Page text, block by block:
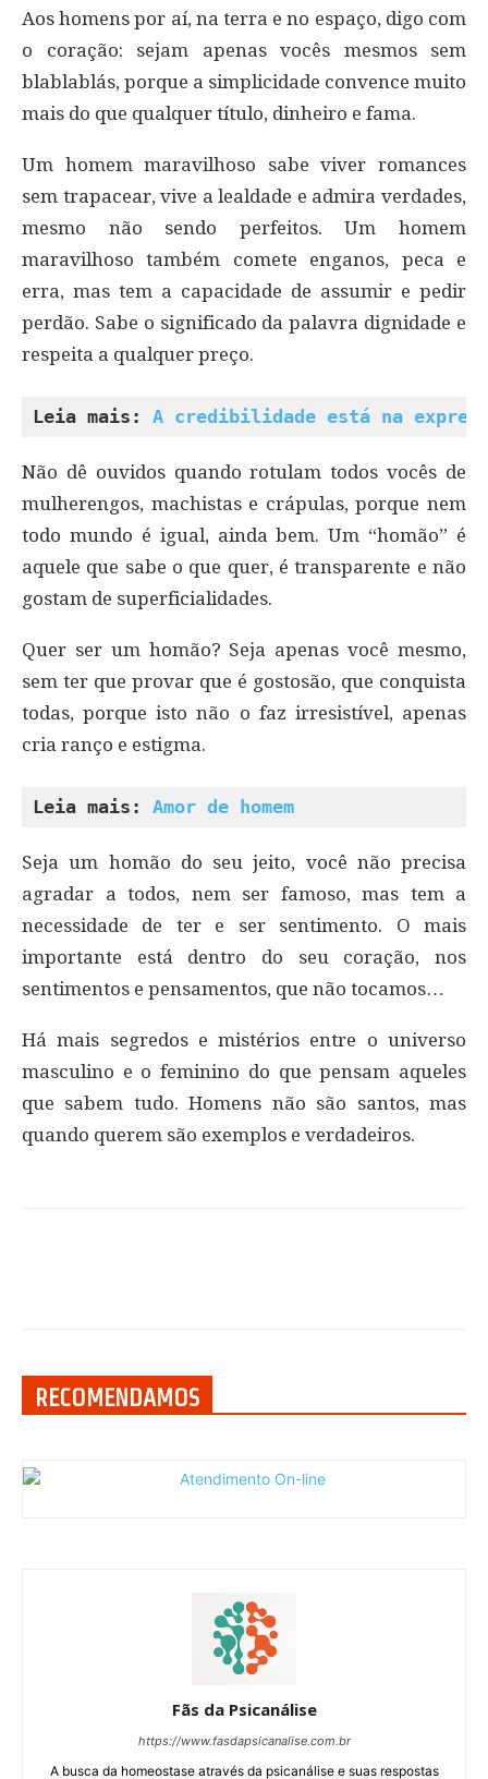
Aos homens por aí, na terra e no espaço, digo com
o coração: sejam apenas vocês mesmos sem
blablablás, porque a simplicidade convence muito
mais do que qualquer título, dinheiro e fama.
Um homem maravilhoso sabe viver romances
sem trapacear, vive a lealdade e admira verdades,
mesmo não sendo perfeitos. Um homem
maravilhoso também comete enganos, peca e
erra, mas tem a capacidade de assumir e pedir
perdão. Sabe o significado da palavra dignidade e
respeita a qualquer preço.
Leia mais: A credibilidade está na
Não dê ouvidos quando rotulam todos vocês de
mulherengos, machistas e crápulas, porque nem
todo mundo é igual, ainda bem. Um “homão” é
aquele que sabe o que quer, é transparente e não
gostam de superficialidades.
Quer ser um homão? Seja apenas você mesmo,
sem ter que provar que é gostosão, que conquista
todas, porque isto não o faz irresistível, apenas
cria ranço e estigma.
Leia mais: Amor de homem
Seja um homão do seu jeito, você não precisa
agradar a todos, nem ser famoso, mas tem a
necessidade de ter e ser sentimento. O mais
importante está dentro do seu coração, nos
sentimentos e pensamentos, que não tocamos…
Há mais segredos e mistérios entre o universo
masculino e o feminino do que pensam aqueles
que sabem tudo. Homens não são santos, mas
quando querem são exemplos e verdadeiros.
RECOMENDAMOS
Fãs da Psicanálise
https://www.fasdapsicanalise.com.br
A busca da homeostase através da psicanálise e suas respostas